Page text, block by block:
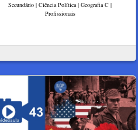
Secundário | Ciência Política | Geografia C |
Profissionais